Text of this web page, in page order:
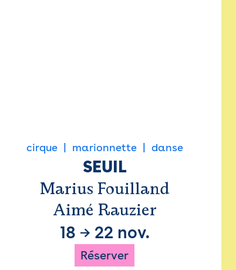
cirque marionnette danse
SEUIL
Marius Fouilland
Aimé Rauzier
18 → 22 nov.
Réserver